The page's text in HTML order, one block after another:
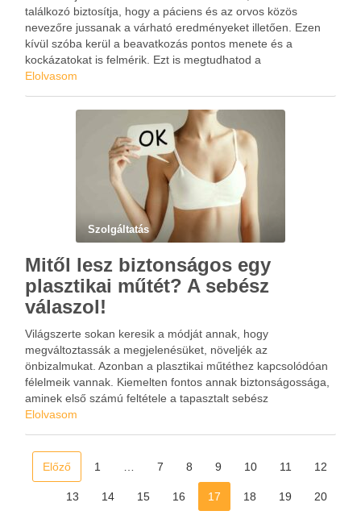
találkozó biztosítja, hogy a páciens és az orvos közös
nevezőre jussanak a várható eredményeket illetően. Ezen
kívül szóba kerül a beavatkozás pontos menete és a
kockázatokat is felmérik. Ezt is megtudhatod a
www.budaiszemeszet.hu weboldalon. A műtét célja nem
Elolvasom
Szolgáltatás
Mitől lesz biztonságos egy
plasztikai műtét? A sebész
válaszol!
Világszerte sokan keresik a módját annak, hogy
megváltoztassák a megjelenésüket, növeljék az
önbizalmukat. Azonban a plasztikai műtéthez kapcsolódóan
félelmeik vannak. Kiemelten fontos annak biztonságossága,
aminek első számú feltétele a tapasztalt sebész
kiválasztása. Ennek a fontosságát többször is kiemeli Dr.
Elolvasom
Előző 1 7 8 9 10 11 12
13 14 15 16 17 18 19 20